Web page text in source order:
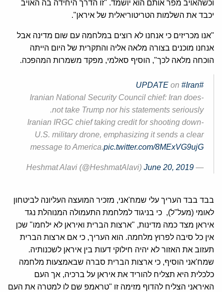
וכשהאויב מפר אותם הוא יושמד. "זו הדרך היחידה בה האויב
יכבד את השלמות הטריטוריאלית של איראן".
"אנו מכריזים כי אנחנו לא רוצים במלחמה עם שום מדינה אבל
אנחנו מוכנים בצורה מלאה אליה והתקרית של היום הייתה
הוכחה מלאה לכך", הוסיף סאלמי, מפקד משמרות המהפכה.
#UPDATE
on #Iran
-Iranian National Security Council chief: Iran does
not take Trump nor his statements seriously.
-Iranian IRGC chief taking credit for shooting down
U.S. military drone, emphasizing it sends a clear
message to America.pic.twitter.com/8MExVG9ujG
— Heshmat Alavi (@HeshmatAlavi)
June 20, 2019
בבד בבד העריך עלי שמח'אני, מזכיר המועצה העליונה לביטחון
לאומי (מעל"ל), כי בניגוד למלחמת התעמולה המנוהלת נגד
איראן מצד כמה מדינות, "ארצות הברית ואיראן לא ילחמו" שכן
אין כל סיבה לפרוץ מלחמה. הוא העריך, כי אם ארצות הברית
תעזוב את האזור לא יהיה חילוקי דעות בין איראן לשכנותיה.
שמח'אני הוסיף, כי ארצות הברית סברה שבאמצעות מלחמה
כלכלית היא תצליח להוריד את איראן על ברכיה, אך העם
האיראני הצליח להדוף מזימה זו "טראמפ שם לו למטרה את העם